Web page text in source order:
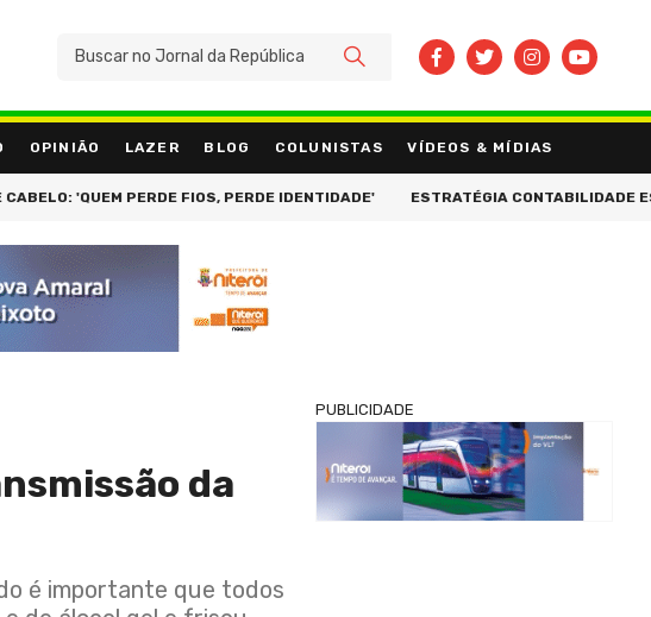
OPINIÃO LAZER BLOG COLUNISTAS VÍDEOS & MÍDIAS
'QUEM PERDE FIOS, PERDE IDENTIDADE' ESTRATÉGIA CONTABILIDADE
BUSCAR
da
é importante que todos
PUBLICIDADE